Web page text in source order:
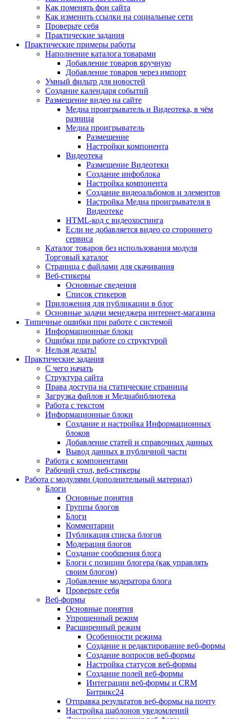
Как поменять фон сайта
Как изменить ссылки на социальные сети
Проверьте себя
Практические задания
Практические примеры работы
Наполнение каталога товарами
Добавление товаров вручную
Добавление товаров через импорт
Умный фильтр для новостей
Создание календаря событий
Размещение видео на сайте
Медиа проигрыватель и Видеотека, в чём
разница
Медиа проигрыватель
Размещение
Настройки компонента
Видеотека
Размещение Видеотеки
Создание инфоблока
Настройка компонента
Создание видеоальбомов и элементов
Настройка Медиа проигрывателя в
Видеотеке
HTML-код с видеохостинга
Если не добавляется видео со стороннего
сервиса
Каталог товаров без использования модуля
Торговый каталог
Страница с файлами для скачивания
Веб-стикеры
Основные сведения
Список стикеров
Приложения для публикации в блог
Основные задачи менеджера интернет-магазина
Типичные ошибки при работе с системой
Информационные блоки
Ошибки при работе со структурой
Нельзя делать!
Практические задания
С чего начать
Структура сайта
Права доступа на статические страницы
Загрузка файлов и Медиабиблиотека
Работа с текстом
Информационные блоки
Создание и настройка Информационных
блоков
Добавление статей и справочных данных
Вывод данных в публичной части
Работа с компонентами
Рабочий стол, веб-стикеры
Работа с модулями (дополнительный материал)
Блоги
Основные понятия
Группы блогов
Блоги
Комментарии
Публикация списка блогов
Модерация блогов
Создание сообщения блога
Блоги с позиции блогера (как управлять
своим блогом)
Добавление модератора блога
Проверьте себя
Веб-формы
Основные понятия
Упрощенный режим
Расширенный режим
Особенности режима
Создание и редактирование веб-формы
Создание вопросов веб-формы
Настройка статусов веб-формы
Создание полей веб-формы
Интеграции веб-формы и CRM
Битрикс24
Отправка результатов веб-формы на почту
Настройка шаблонов уведомлений